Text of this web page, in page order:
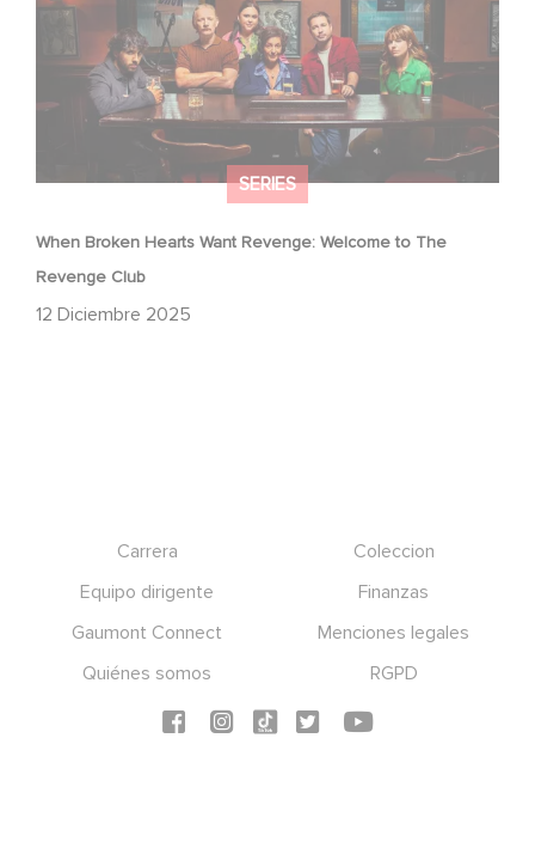
SERIES
When Broken Hearts Want Revenge: Welcome to The
Revenge Club
12 Diciembre 2025
Carrera
Coleccion
Equipo dirigente
Finanzas
Gaumont Connect
Menciones legales
Quiénes somos
RGPD
Social icons